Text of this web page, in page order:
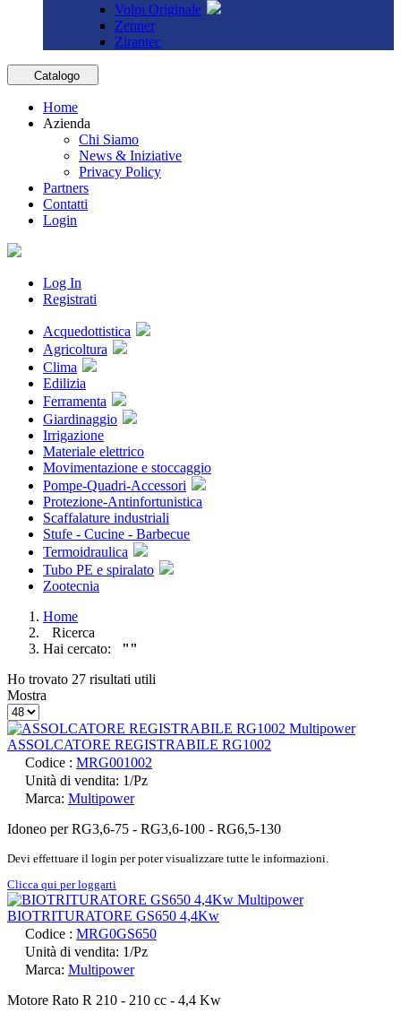
Volpi Originale
Zenner
Zirantec
Catalogo
Home
Azienda
Chi Siamo
News & Iniziative
Privacy Policy
Partners
Contatti
Login
Log In
Registrati
Acquedottistica
Agricoltura
Clima
Edilizia
Ferramenta
Giardinaggio
Irrigazione
Materiale elettrico
Movimentazione e stoccaggio
Pompe-Quadri-Accessori
Protezione-Antinfortunistica
Scaffalature industriali
Stufe - Cucine - Barbecue
Termoidraulica
Tubo PE e spiralato
Zootecnia
Home
Ricerca
Hai cercato: ""
Ho trovato 27 risultati utili
Mostra
ASSOLCATORE REGISTRABILE RG1002
Codice : MRG001002
Unità di vendita: 1/Pz
Marca: Multipower
Idoneo per RG3,6-75 - RG3,6-100 - RG6,5-130
Devi effettuare il login per poter visualizzare tutte le informazioni.
Clicca qui per loggarti
BIOTRITURATORE GS650 4,4Kw
Codice : MRG0GS650
Unità di vendita: 1/Pz
Marca: Multipower
Motore Rato R 210 - 210 cc - 4,4 Kw